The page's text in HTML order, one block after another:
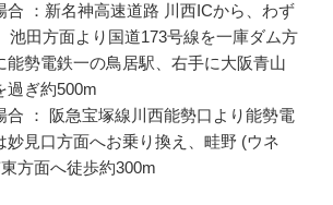
合 ：新名神高速道路 川西ICから、わず
池田方面より国道173号線を一庫ダム方
能勢電鉄一の鳥居駅、右手に大阪青山
過ぎ約500m
合 ： 阪急宝塚線川西能勢口より能勢電
妙見口方面へお乗り換え、畦野 (ウネ
方面へ徒歩約300m